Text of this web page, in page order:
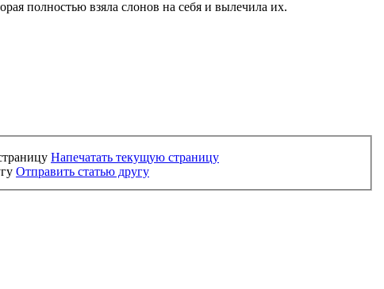
полностью взяла слонов на себя и вылечила их.
Напечатать текущую страницу
Отправить статью другу